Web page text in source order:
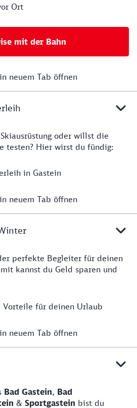
Ort
mit der Bahn
neuem Tab öffnen
oder willst die
testen? Hier wirst du fündig:
in Gastein
neuem Tab öffnen
perfekte Begleiter für deinen
kannst du Geld sparen und
Vorteile für deinen Urlaub
neuem Tab öffnen
Bad Gastein, Bad
& Sportgastein bist du